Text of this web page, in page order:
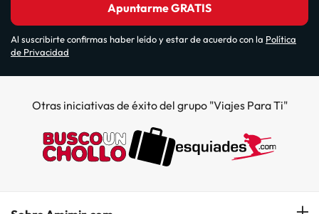
Apuntarme GRATIS
Al suscribirte confirmas haber leído y estar de acuerdo con la Política
de Privacidad
Otras iniciativas de éxito del grupo "Viajes Para Ti"